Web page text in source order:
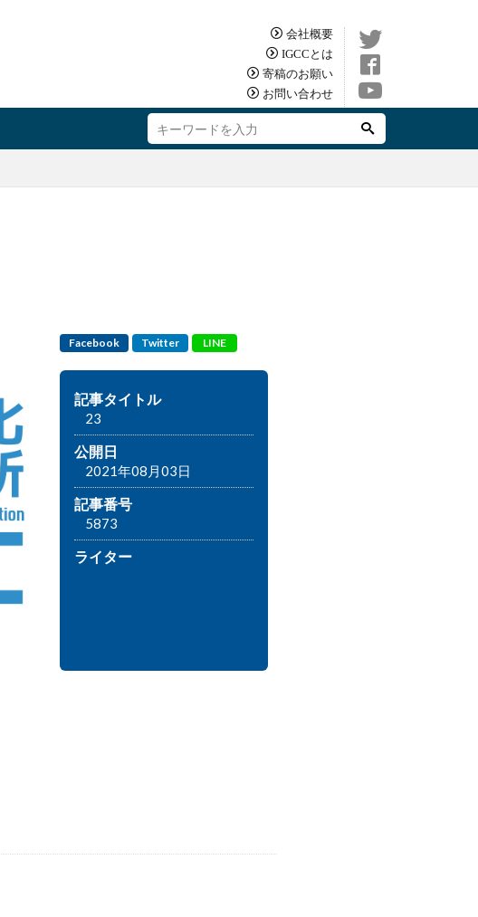
会社概要
IGCCとは
寄稿のお願い
お問い合わせ
Facebook Twitter LINE
記事タイトル
23
公開日
2021年08月03日
記事番号
5873
ライター